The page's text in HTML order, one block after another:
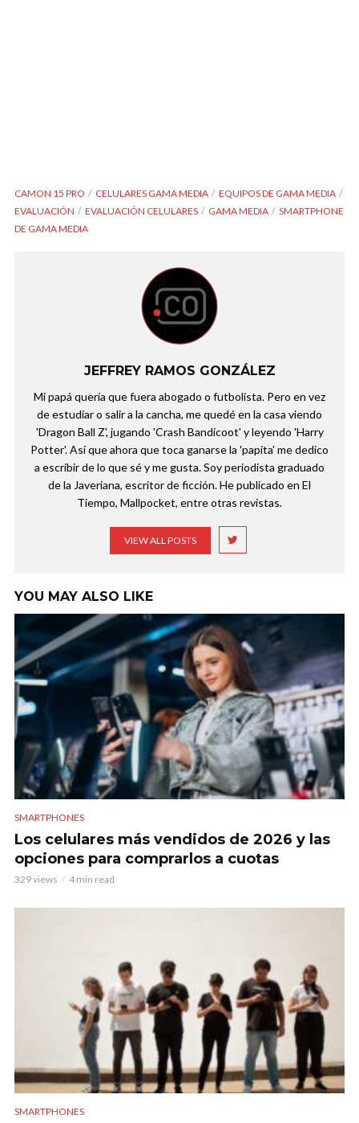
CAMON 15 PRO CELULARES GAMA MEDIA
EQUIPOS DE GAMA MEDIA
EVALUACIÓN
EVALUACIÓN CELULARES GAMA MEDIA
SMARTPHONE
DE GAMA MEDIA
JEFFREY RAMOS GONZÁLEZ
Mi papá quería que fuera abogado o futbolista. Pero en vez
de estudiar o salir a la cancha, me quedé en la casa viendo
'Dragon Ball Z', jugando 'Crash Bandicoot' y leyendo 'Harry
Potter'. Así que ahora que toca ganarse la 'papita' me dedico
a escribir de lo que sé y me gusta. Soy periodista graduado
de la Javeriana, escritor de ficción. He publicado en El
Tiempo, Mallpocket, entre otras revistas.
VIEW ALL POSTS
YOU MAY ALSO LIKE
SMARTPHONES
Los celulares más vendidos de 2026 y las
opciones para comprarlos a cuotas
329 views 4 min read
SMARTPHONES